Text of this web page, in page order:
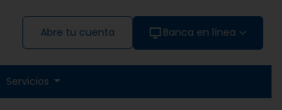
Servicios
Abre tu cuenta Banca en línea